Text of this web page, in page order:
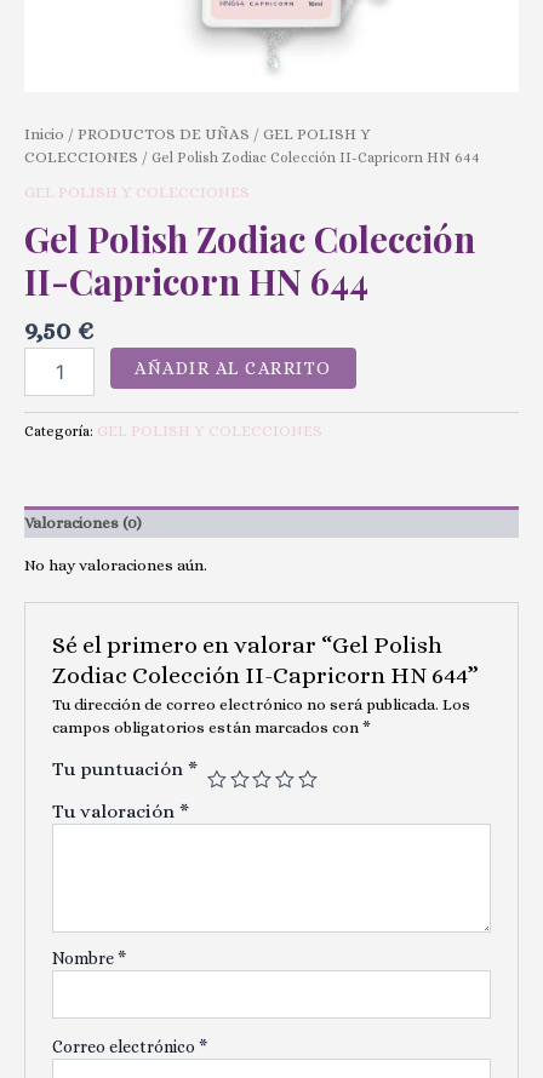
Inicio / PRODUCTOS DE UÑAS / GEL POLISH Y
COLECCIONES / Gel Polish Zodiac Colección II-Capricorn HN 644
GEL POLISH Y COLECCIONES
Gel Polish Zodiac Colección
II-Capricorn HN 644
9,50 €
AÑADIR AL CARRITO
Categoría: GEL POLISH Y COLECCIONES
Valoraciones (0)
No hay valoraciones aún.
Sé el primero en valorar “Gel Polish
Zodiac Colección II-Capricorn HN 644”
Tu dirección de correo electrónico no será publicada. Los
campos obligatorios están marcados con *
Tu puntuación *
Tu valoración *
Nombre*
Correo electrónico *